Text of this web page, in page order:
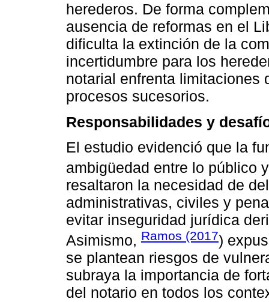
herederos. De forma
ausencia de reformas en el
dificulta la extinción de la
incertidumbre para los
notarial enfrenta limitaciones
procesos sucesorios.
Responsabilidades y
El estudio evidenció que la
ambigüedad entre lo público
resaltaron la necesidad de
administrativas, civiles y
evitar inseguridad jurídica
Asimismo, Ramos (2017)
se plantean riesgos de
subraya la importancia de
del notario en todos los